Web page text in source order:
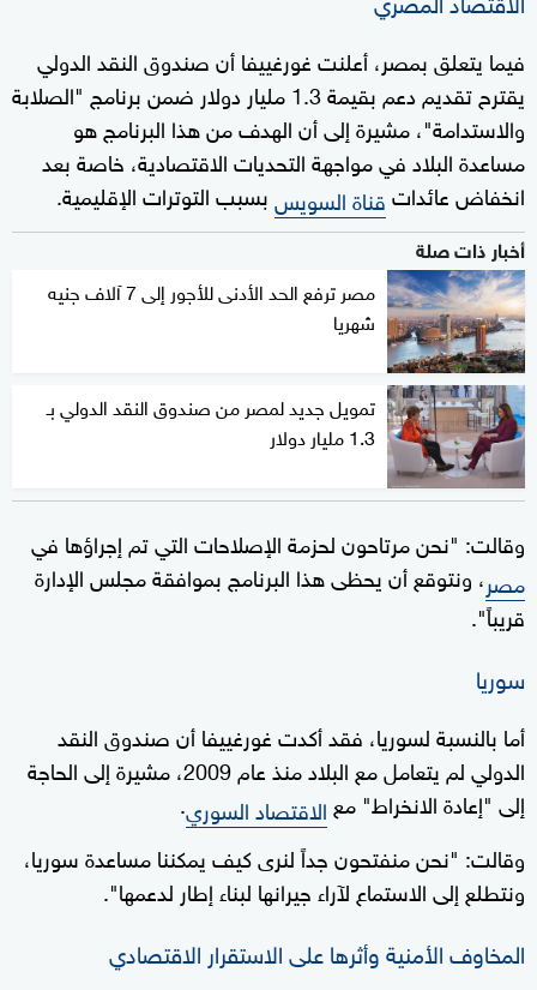
فيما يتعلق بمصر، أعلنت غورغييفا أن صندوق النقد الدولي
يقترح تقديم دعم بقيمة 1.3 مليار دولار ضمن برنامج "الصلابة
والاستدامة"، مشيرة إلى أن الهدف من هذا البرنامج هو
مساعدة البلاد في مواجهة التحديات الاقتصادية، خاصة بعد
انخفاض عائداتقناة السويسبسبب التوترات الإقليمية.
أخبار ذات صلة
مصر ترفع الحد الأدنى للأجور إلى 7 آلاف جنيه
شهريا
تمويل جديد لمصر من صندوق النقد الدولي بـ
1.3 مليار دولار
وقالت: "نحن مرتاحون لحزمة الإصلاحات التي تم إجراؤها في
مصر، ونتوقع أن يحظى هذا البرنامج بموافقة مجلس الإدارة
قريباً".
سوريا
أما بالنسبة لسوريا، فقد أكدت غورغييفا أن صندوق النقد
الدولي لم يتعامل مع البلاد منذ عام 2009، مشيرة إلى الحاجة
إلى "إعادة الانخراط" مع الاقتصاد السوري.
وقالت: "نحن منفتحون جداً لنرى كيف يمكننا مساعدة سوريا،
ونتطلع إلى الاستماع لآراء جيرانها لبناء إطار لدعمها".
المخاوف الأمنية وأثرها على الاستقرار الاقتصادي